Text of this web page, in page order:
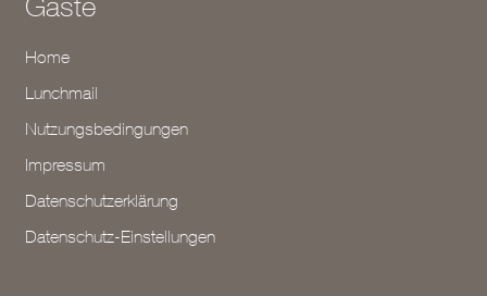
Home
Lunchmail
Nutzungsbedingungen
Impressum
Datenschutzerklärung
Datenschutz-Einstellungen